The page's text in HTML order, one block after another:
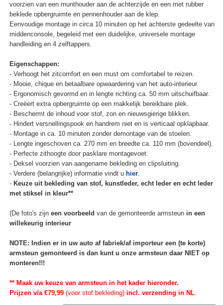
voorzien van een munthouder aan de achterzijde en een met rubber
beklede opbergruimte en pennenhouder aan de klep.
Eenvoudige montage in circa 10 minuten op het achterste gedeelte van
middenconsole, begeleid met een duidelijke, universele montage
handleiding en 4 zelftappers.
Eigenschappen:
- Verhoogt het zitcomfort en een must om comfortabel te reizen.
- Mooie, chique en betaalbare opwaardering van het auto-interieur.
- Ergonomisch gevormd en in lengte richting ca. 50 mm uitschuifbaar.
- Creëert extra opbergruimte op een makkelijk bereikbare plek.
- Beschermt de inhoud voor stof, zon en nieuwsgierige blikken.
- Hindert versnellingspook en handrem niet en is verticaal opklapbaar.
- Montage in ca. 10 minuten zonder demontage van de stoelen.
- Lengte ingeschoven ca. 270 mm en breedte ca. 110 mm (bovendeel).
- Perfecte zithoogte door pasklare montagevoet.
- Deksel voorzien van aangename bekleding en clipsluiting.
- Verdere (belangrijke) informatie vindt u hier.
- Keuze uit bekleding van stof, kunstleder, echt leder en echt leder
met stiksel in kleur**
(De foto's zijn een voorbeeld van de gemonteerde armsteun in een
willekeurig interieur
NOTE: Indien er in uw auto af fabriek/af importeur een (te korte)
armsteun gemonteerd is dan kunt u onze armsteun daar NIET op
monteren!!!
** Maak uw keuze van armsteun in het kader hieronder.
Prijzen v/a €79,99(voor stof bekleding)incl. verzending in NL.